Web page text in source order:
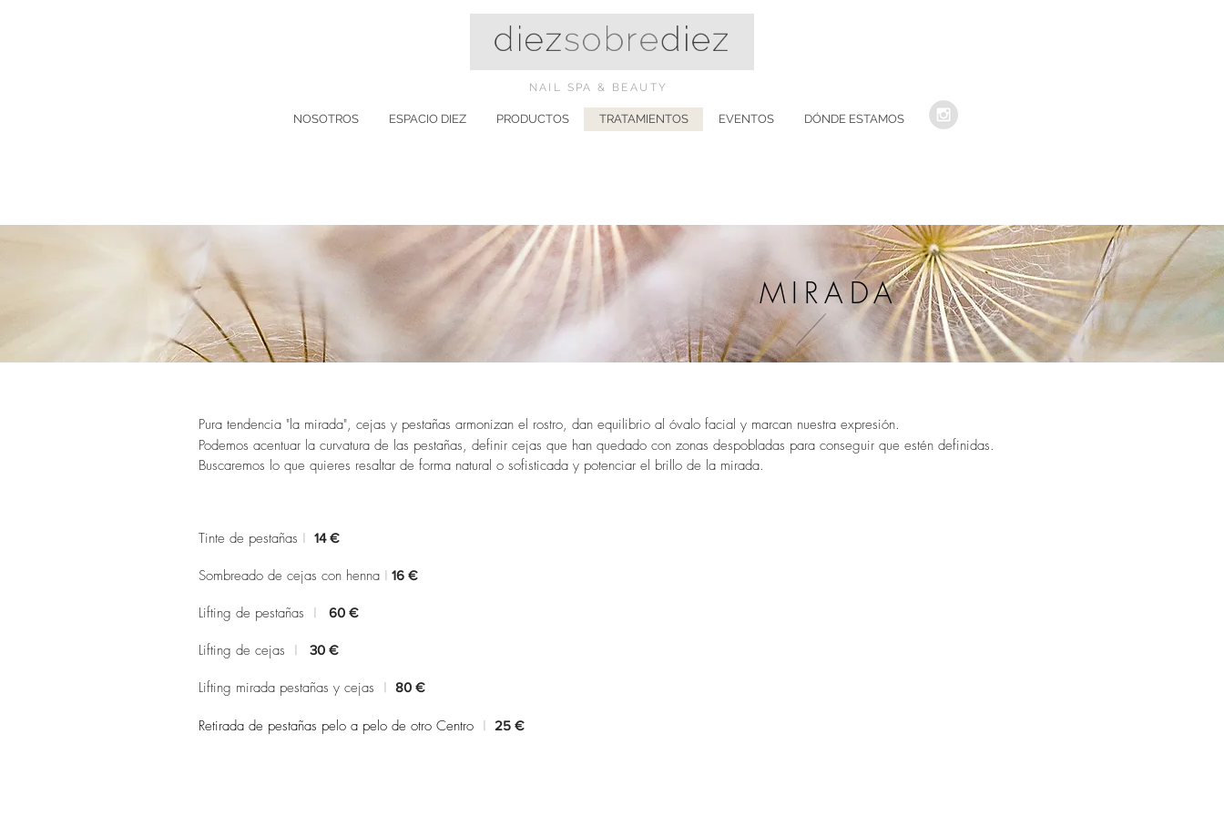
NAIL SPA & BEAUTY
NOSOTROS ESPACIO DIEZ PRODUCTOS TRATAMIENTOS EVENTOS DÓNDE ESTAMOS
MIRADA
Pura tendencia "la mirada", cejas y pestañas armonizan el rostro, dan equilibrio al óvalo facial y marcan nuestra expresión.
Podemos acentuar la curvatura de las pestañas, definir cejas que han quedado con zonas despobladas para conseguir que estén definidas.
Buscaremos lo que quieres resaltar de forma natural o sofisticada y potenciar el brillo de la mirada.
Tinte de pestañas | 14 €
Sombreado de cejas con henna | 16 €
Lifting de pestañas | 60 €
Lifting de cejas | 30 €
Lifting mirada pestañas y cejas | 80 €
Retirada de pestañas pelo a pelo de otro Centro | 25 €